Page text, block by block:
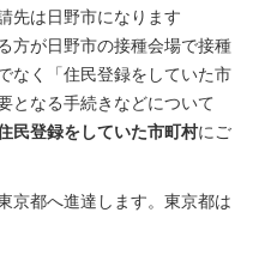
先は日野市になります
方が日野市の接種会場で接種
なく「住民登録をしていた市
となる手続きなどについて
民登録をしていた市町村にご
京都へ進達します。東京都は